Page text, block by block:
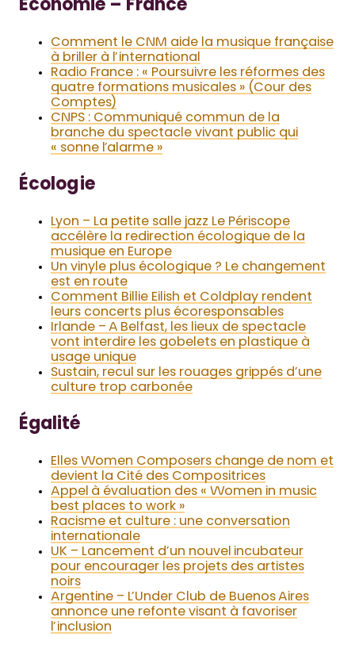
Économie – France
Comment le CNM aide la musique française
à briller à l’international
Radio France : « Poursuivre les réformes des
quatre formations musicales » (Cour des
Comptes)
CNPS : Communiqué commun de la
branche du spectacle vivant public qui
« sonne l’alarme »
Écologie
Lyon – La petite salle jazz Le Périscope
accélère la redirection écologique de la
musique en Europe
Un vinyle plus écologique ? Le changement
est en route
Comment Billie Eilish et Coldplay rendent
leurs concerts plus écoresponsables
Irlande – A Belfast, les lieux de spectacle
vont interdire les gobelets en plastique à
usage unique
Sustain, recul sur les rouages grippés d’une
culture trop carbonée
Égalité
Elles Women Composers change de nom et
devient la Cité des Compositrices
Appel à évaluation des « Women in music
best places to work »
Racisme et culture : une conversation
internationale
UK – Lancement d’un nouvel incubateur
pour encourager les projets des artistes
noirs
Argentine – L’Under Club de Buenos Aires
annonce une refonte visant à favoriser
l’inclusion